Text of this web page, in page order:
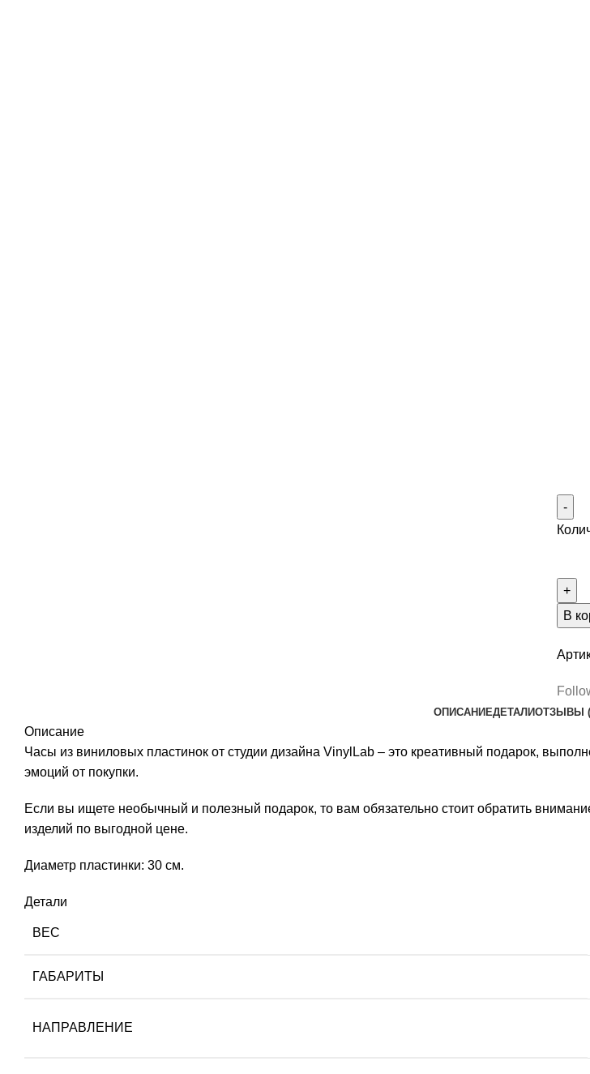
В
ОПИСАНИЕДЕТАЛИОТЗЫВЫ
Описание
Часы из виниловых пластинок от студии дизайна VinylLab – это креативный подарок,
эмоций от покупки.
Если вы ищете необычный и полезный подарок, то вам обязательно стоит обратить
изделий по выгодной цене.
Диаметр пластинки: 30 см.
Детали
ВЕС
ГАБАРИТЫ
НАПРАВЛЕНИЕ